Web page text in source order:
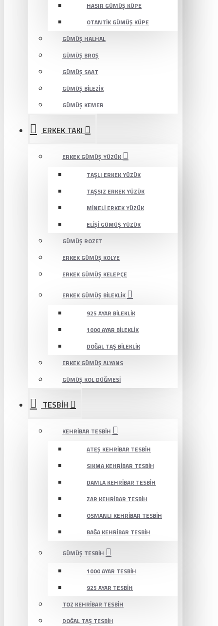
HASIR GÜMÜŞ KÜPE
OTANTIK GÜMÜŞ KÜPE
GÜMÜŞ HALHAL
GÜMÜŞ BROŞ
GÜMÜŞ SAAT
GÜMÜŞ BILEZIK
GÜMÜŞ KEMER
ERKEK TAKI
ERKEK GÜMÜŞ YÜZÜK
TAŞLI ERKEK YÜZÜK
TAŞSIZ ERKEK YÜZÜK
MINELI ERKEK YÜZÜK
ELIŞI GÜMÜŞ YÜZÜK
GÜMÜŞ ROZET
ERKEK GÜMÜŞ KOLYE
ERKEK GÜMÜŞ KELEPÇE
ERKEK GÜMÜŞ BILEKLIK
925 AYAR BILEKLIK
1000 AYAR BILEKLIK
DOĞAL TAŞ BILEKLIK
ERKEK GÜMÜŞ ALYANS
GÜMÜŞ KOL DÜĞMESI
TESBİH
KEHRIBAR TESBIH
ATEŞ KEHRIBAR TESBIH
SIKMA KEHRIBAR TESBIH
DAMLA KEHRIBAR TESBIH
ZAR KEHRIBAR TESBIH
OSMANLI KEHRIBAR TESBIH
BAĞA KEHRIBAR TESBIH
GÜMÜŞ TESBIH
1000 AYAR TESBIH
925 AYAR TESBIH
TOZ KEHRIBAR TESBIH
DOĞAL TAŞ TESBIH